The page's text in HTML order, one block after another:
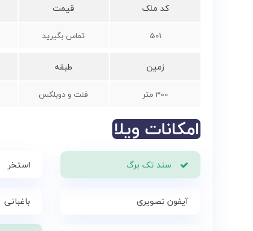
کد ملک
501
قیمت
تماس بگیرید
زمین
300 متر
طبقه
فلت و دوبلکس
امکانات ویلا
سند تک برگ استخر
آیفون تصویری باغبانی